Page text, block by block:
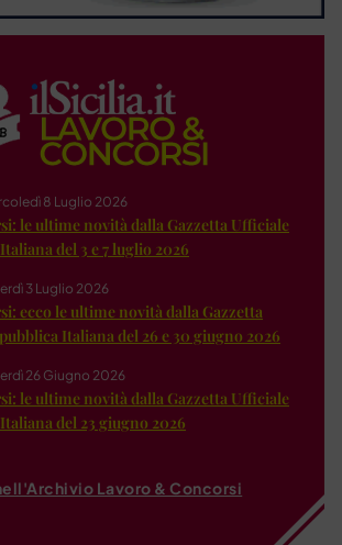
8 Luglio 2026
le ultime novità dalla Gazzetta Ufficiale
del 3 e 7 luglio 2026
3 Luglio 2026
ecco le ultime novità dalla Gazzetta
Italiana del 26 e 30 giugno 2026
26 Giugno 2026
le ultime novità dalla Gazzetta Ufficiale
del 23 giugno 2026
Lavoro & Concorsi